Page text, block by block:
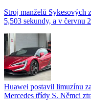
Stroj manželů Sykesových
5,503 sekundy, a v červnu
Huawei postavil limuzínu
Mercedes třídy S. Němci